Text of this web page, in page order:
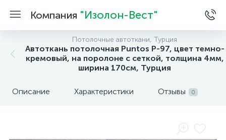
Компания "Изолон-Вест"
Потолочные автоткани, Турция
Автоткань потолочная Puntos P-97, цвет темно-
кремовый, на поролоне с сеткой, толщина 4мм,
ширина 170см, Турция
Описание Характеристики Отзывы 0